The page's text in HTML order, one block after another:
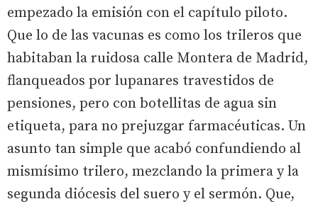
empezado la emisión con el capítulo piloto.
Que lo de las vacunas es como los trileros que
habitaban la ruidosa calle Montera de Madrid,
flanqueados por lupanares travestidos de
pensiones, pero con botellitas de agua sin
etiqueta, para no prejuzgar farmacéuticas. Un
asunto tan simple que acabó confundiendo al
mismísimo trilero, mezclando la primera y la
segunda diócesis del suero y el sermón. Que,